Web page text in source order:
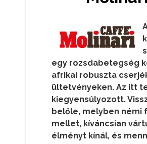
egy rozsdabetegség
afrikai robuszta
ültetvényeken. Az itt
kiegyensúlyozott.
belőle, melyben némi
mellet, kíváncsian
élményt kínál, és